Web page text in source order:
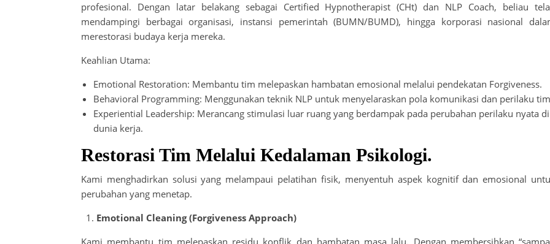
profesional. Dengan latar belakang sebagai Certified Hypnotherapist (CHt) dan NLP Coach, beliau
mendampingi berbagai organisasi, instansi pemerintah (BUMN/BUMD), hingga korporasi nasional
merestorasi budaya kerja mereka.
Keahlian Utama:
Emotional Restoration: Membantu tim melepaskan hambatan emosional melalui pendekatan Forgiveness.
Behavioral Programming: Menggunakan teknik NLP untuk menyelaraskan pola komunikasi dan perilaku
Experiential Leadership: Merancang stimulasi luar ruang yang berdampak pada perubahan perilaku nyata di
dunia kerja.
Restorasi Tim Melalui Kedalaman Psikologi.
Kami menghadirkan solusi yang melampaui pelatihan fisik, menyentuh aspek kognitif dan emosional
perubahan yang menetap.
Emotional Cleaning (Forgiveness Approach)
Kami membantu tim melepaskan residu konflik dan hambatan masa lalu. Dengan membersihkan